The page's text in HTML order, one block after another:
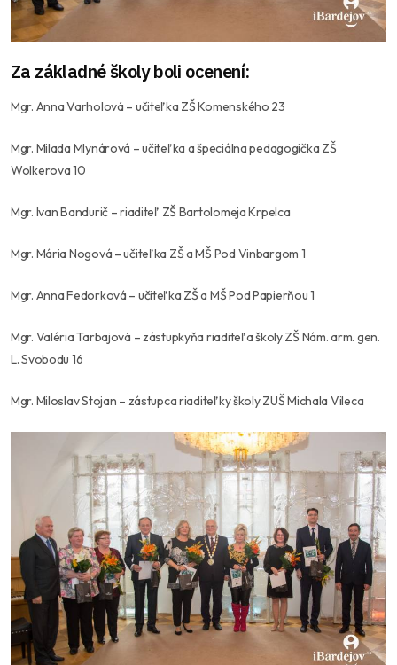
Za základné školy boli ocenení:
Mgr. Anna Varholová – učiteľka ZŠ Komenského 23
Mgr. Milada Mlynárová – učiteľka a špeciálna pedagogička ZŠ
Wolkerova 10
Mgr. Ivan Bandurič– riaditeľ ZŠ Bartolomeja Krpelca
Mgr. Mária Nogová – učiteľka ZŠ a MŠ Pod Vinbargom 1
Mgr. Anna Fedorková – učiteľka ZŠ a MŠ Pod Papierňou 1
Mgr. Valéria Tarbajová – zástupkyňa riaditeľa školy ZŠ Nám. arm. gen.
L. Svobodu 16
Mgr. Miloslav Stojan – zástupca riaditeľky školy ZUŠ Michala Vileca